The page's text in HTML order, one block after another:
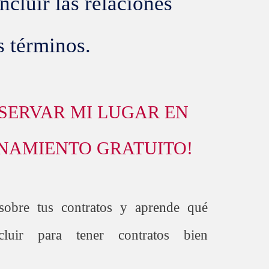
términos.
MI LUGAR EN
GRATUITO!
tus contratos y aprende qué
para tener contratos bien